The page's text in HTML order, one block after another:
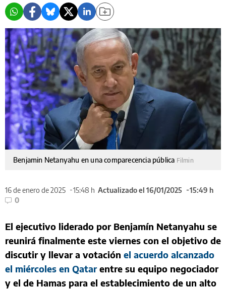
Benjamin Netanyahu en una comparecencia pública Filmin
16 de enero de 2025 15:48 h Actualizado el 16/01/2025
15:49 h
0
El ejecutivo liderado por Benjamín Netanyahu se
reunirá finalmente este viernes con el objetivo de
discutir y llevar a votación el acuerdo alcanzado
el miércoles en Qatarentre su equipo negociador
y el de Hamas para el establecimiento de un alto